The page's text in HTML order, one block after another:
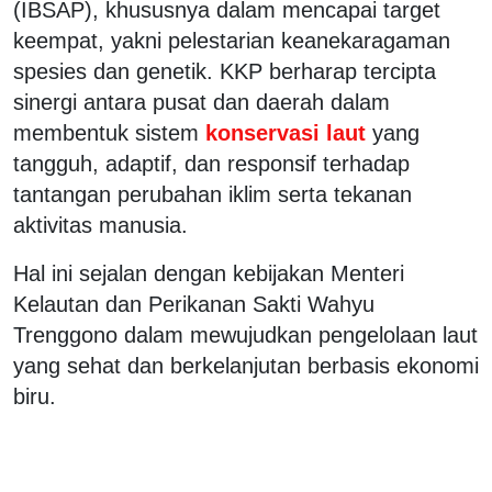
(IBSAP), khususnya dalam mencapai target
keempat, yakni pelestarian keanekaragaman
spesies dan genetik. KKP berharap tercipta
sinergi antara pusat dan daerah dalam
membentuk sistem konservasi laut yang
tangguh, adaptif, dan responsif terhadap
tantangan perubahan iklim serta tekanan
aktivitas manusia.
Hal ini sejalan dengan kebijakan Menteri
Kelautan dan Perikanan Sakti Wahyu
Trenggono dalam mewujudkan pengelolaan laut
yang sehat dan berkelanjutan berbasis ekonomi
biru.